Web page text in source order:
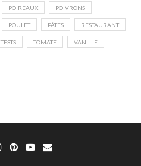
POIREAUX POIVRONS
POULET PÂTES RESTAURANT
TESTS TOMATE VANILLE